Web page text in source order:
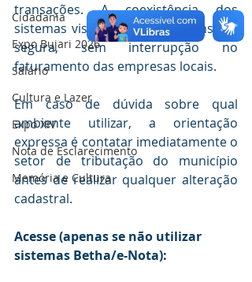
Cidadania
Expo Bujari 2026
Salário
Cultura e Lazer
Expo XIV
Nota de Esclarecimento
Memória e Cultura
transações. A coexistência dos
sistemas visa garantir uma transição
segura, sem interrupção no
faturamento das empresas locais.
Em caso de dúvida sobre qual
ambiente utilizar, a orientação
expressa é contatar imediatamente o
setor de tributação do município
antes de realizar qualquer alteração
cadastral.
Acesse (apenas se não utilizar
sistemas Betha/e-Nota):